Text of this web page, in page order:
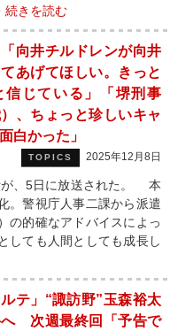
続きを読む
「向井チルドレンが向井
あげてほしい。きっと
信じている」「堺刑事
）、ちょっと珍しいキャ
白かった」
TOPICS 2025年12月8日
、5日に放送された。 本
。警視庁人事二課から派遣
の的確なアドバイスによっ
しても人間としても成長し
ルテ」“諏訪野”玉森裕太
へ 次週最終回「予告で